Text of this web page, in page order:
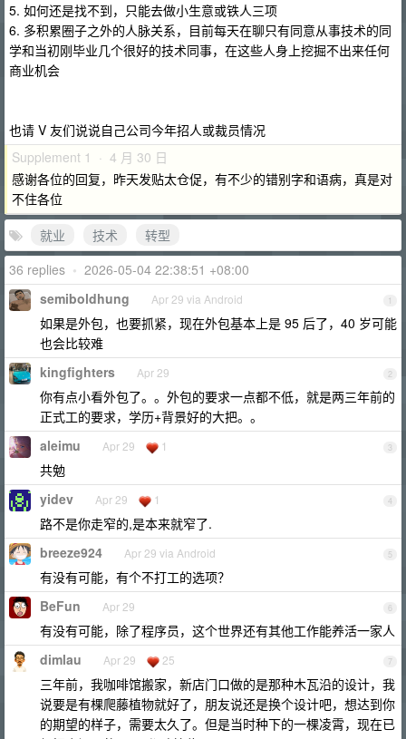
5. 如何还是找不到，只能去做小生意或铁人三项
6. 多积累圈子之外的人脉关系，目前每天在聊只有同意从事技术的同
学和当初刚毕业几个很好的技术同事，在这些人身上挖掘不出来任何
商业机会
也请 V 友们说说自己公司今年招人或裁员情况
Supplement 1 · 4 月 30 日
感谢各位的回复，昨天发贴太仓促，有不少的错别字和语病，真是对
不住各位
就业
技术
转型
36 replies • 2026-05-04 22:38:51 +08:00
1
semiboldhung Apr 29 via Android
如果是外包，也要抓紧，现在外包基本上是 95 后了，40 岁可能
也会比较难
2
kingfighters Apr 29
你有点小看外包了。。外包的要求一点都不低，就是两三年前的
正式工的要求，学历+背景好的大把。。
3
aleimu Apr 29 1
共勉
4
yidev Apr 29 1
路不是你走窄的,是本来就窄了.
5
breeze924 Apr 29 via Android
有没有可能，有个不打工的选项？
6
BeFun Apr 29
有没有可能，除了程序员，这个世界还有其他工作能养活一家人
7
dimlau Apr 29 25
三年前，我咖啡馆搬家，新店门口做的是那种木瓦沿的设计，我
说要是有棵爬藤植物就好了，朋友说还是换个设计吧，想达到你
的期望的样子，需要太久了。但是当时种下的一棵凌霄，现在已